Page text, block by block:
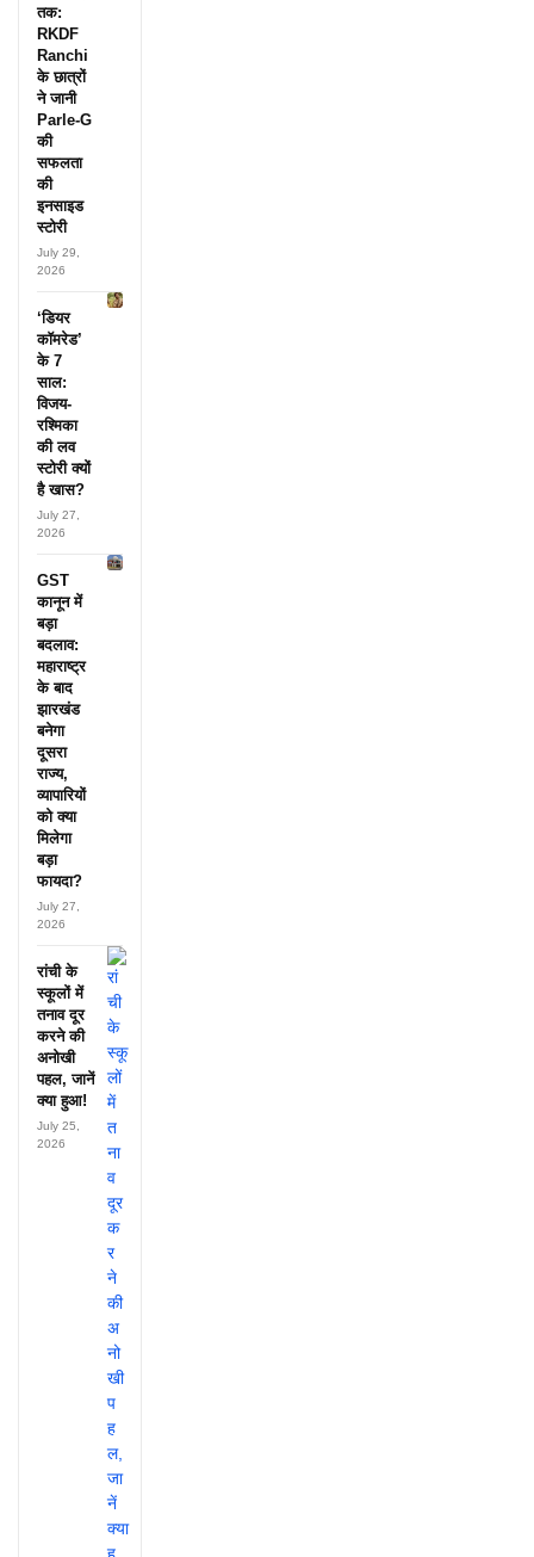
तक:
RKDF
Ranchi
के छात्रों
ने जानी
Parle-G
की
सफलता
की
इनसाइड
स्टोरी
July 29,
2026
‘डियर
कॉमरेड’
के 7
साल:
विजय-
रश्मिका
की लव
स्टोरी क्यों
है खास?
July 27,
2026
GST
कानून में
बड़ा
बदलाव:
महाराष्ट्र
के बाद
झारखंड
बनेगा
दूसरा
राज्य,
व्यापारियों
को क्या
मिलेगा
बड़ा
फायदा?
July 27,
2026
रांची के
स्कूलों में
तनाव दूर
करने की
अनोखी
पहल, जानें
क्या हुआ!
July 25,
2026